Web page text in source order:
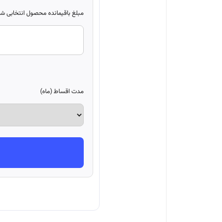
مبلغ باقیمانده محصول انتخابی
مدت اقساط (ماه)